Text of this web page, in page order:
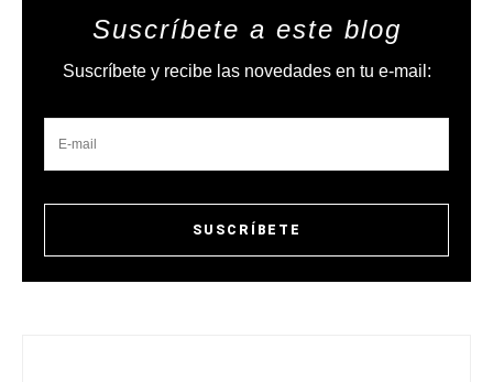
Suscríbete a este blog
Suscríbete y recibe las novedades en tu e-mail: